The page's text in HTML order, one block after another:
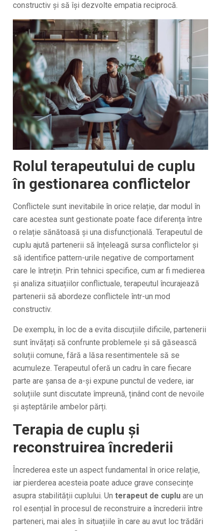
constructiv și să își dezvolte empatia reciprocă.
Rolul terapeutului de cuplu
în gestionarea conflictelor
Conflictele sunt inevitabile în orice relație, dar modul în
care acestea sunt gestionate poate face diferența între
o relație sănătoasă și una disfuncțională. Terapeutul de
cuplu ajută partenerii să înțeleagă sursa conflictelor și
să identifice pattern-urile negative de comportament
care le întrețin. Prin tehnici specifice, cum ar fi medierea
și analiza situațiilor conflictuale, terapeutul încurajează
partenerii să abordeze conflictele într-un mod
constructiv.
De exemplu, în loc de a evita discuțiile dificile, partenerii
sunt învățați să confrunte problemele și să găsească
soluții comune, fără a lăsa resentimentele să se
acumuleze. Terapeutul oferă un cadru în care fiecare
parte are șansa de a-și expune punctul de vedere, iar
soluțiile sunt discutate împreună, ținând cont de nevoile
și așteptările ambelor părți.
Terapia de cuplu și
reconstruirea încrederii
Încrederea este un aspect fundamental în orice relație,
iar pierderea acesteia poate aduce grave consecințe
asupra stabilității cuplului. Unterapeut de cuplu are un
rol esențial în procesul de reconstruire a încrederii între
parteneri, mai ales în situațiile în care au avut loc trădări